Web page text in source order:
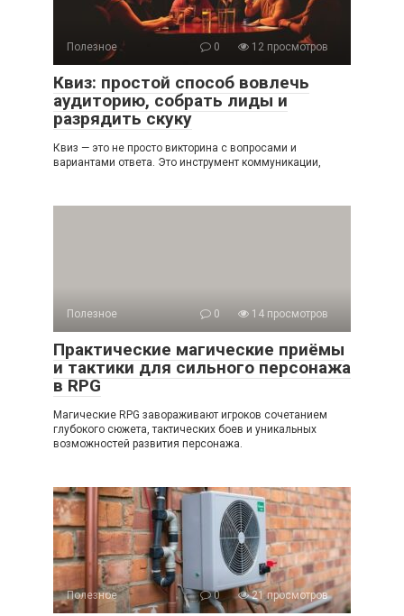
Полезное 0 12 просмотров
Квиз: простой способ вовлечь
аудиторию, собрать лиды и
разрядить скуку
Квиз — это не просто викторина с вопросами и
вариантами ответа. Это инструмент коммуникации,
Полезное 0 14 просмотров
Практические магические приёмы
и тактики для сильного персонажа
в RPG
Магические RPG завораживают игроков сочетанием
глубокого сюжета, тактических боев и уникальных
возможностей развития персонажа.
Полезное 0 21 просмотров